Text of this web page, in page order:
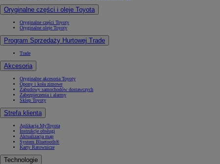
Oryginalne części i oleje Toyota
Oryginalne części Toyoty
Oryginalne oleje Toyoty
Program Sprzedaży Hurtowej Trade
Trade
Akcesoria
Oryginalne akcesoria Toyoty
Opony i koła zimowe
Zabudowy samochodów dostawczych
Zabezpieczenia i alarmy
Sklep Toyoty
Strefa klienta
Aplikacja MyToyota
Instrukcje obsługi
Aktualizacja map
System Bluetooth®
Karty Ratownicze
Technologie